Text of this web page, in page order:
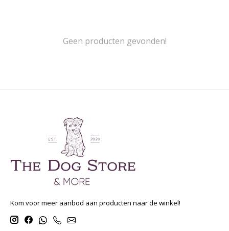
Geen producten gevonden!
Kom voor meer aanbod aan producten naar de winkel!